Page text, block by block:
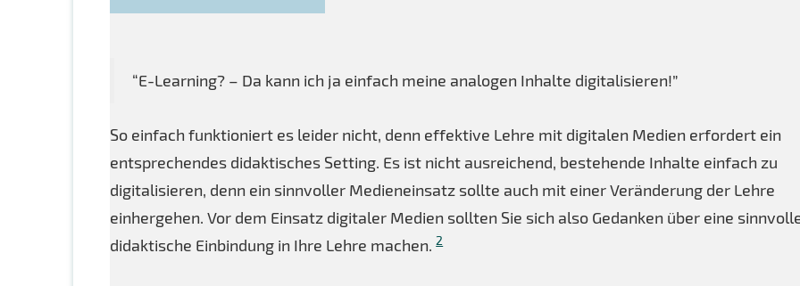
“E-Learning? – Da kann ich ja einfach meine analogen Inhalte digitalisieren!”
So einfach funktioniert es leider nicht, denn effektive Lehre mit digitalen Medien erfordert ein
entsprechendes didaktisches Setting. Es ist nicht ausreichend, bestehende Inhalte einfach zu
digitalisieren, denn ein sinnvoller Medieneinsatz sollte auch mit einer Veränderung der Lehre
einhergehen. Vor dem Einsatz digitaler Medien sollten Sie sich also Gedanken über eine
didaktische Einbindung in Ihre Lehre machen.2